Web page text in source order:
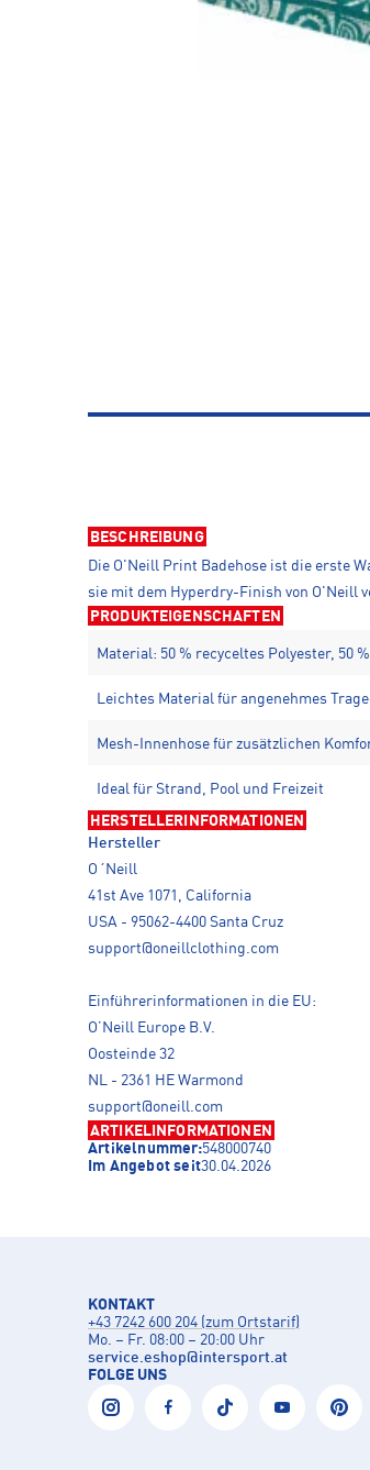
BESCHREIBUNG
Die O'Neill Print Badehose ist die erste
sie mit dem Hyperdry-Finish von O'Neill
PRODUKTEIGENSCHAFTEN
Material: 50 % recyceltes Polyester, 50
Leichtes Material für angenehmes
Mesh-Innenhose für zusätzlichen
Ideal für Strand, Pool und Freizeit
HERSTELLERINFORMATIONEN
Hersteller
O´Neill
41st Ave 1071, California
USA - 95062-4400 Santa Cruz
support@oneillclothing.com
Einführerinformationen in die EU:
O’Neill Europe B.V.
Oosteinde 32
NL - 2361 HE Warmond
support@oneill.com
ARTIKELINFORMATIONEN
Artikelnummer:548000740
Im Angebot seit30.04.2026
KONTAKT
+43 7242 600 204 (zum Ortstarif)
Mo. – Fr. 08:00 – 20:00 Uhr
service.eshop@intersport.at
FOLGE UNS